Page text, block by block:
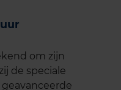
om zijn
de speciale